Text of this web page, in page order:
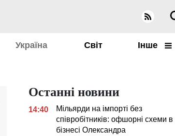
Україна Світ Інше
Останні новини
14:40
Мільярди на імпорті без
співробітників: офшорні схеми в
бізнесі Олександра